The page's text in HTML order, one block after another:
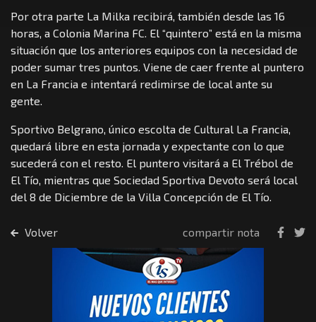
Por otra parte La Milka recibirá, también desde las 16
horas, a Colonia Marina FC. El “quintero” está en la misma
situación que los anteriores equipos con la necesidad de
poder sumar tres puntos. Viene de caer frente al puntero
en La Francia e intentará redimirse de local ante su
gente.
Sportivo Belgrano, único escolta de Cultural La Francia,
quedará libre en esta jornada y expectante con lo que
sucederá con el resto. El puntero visitará a El Trébol de
El Tío, mientras que Sociedad Sportiva Devoto será local
del 8 de Diciembre de la Villa Concepción de El Tío.
Volver compartir nota